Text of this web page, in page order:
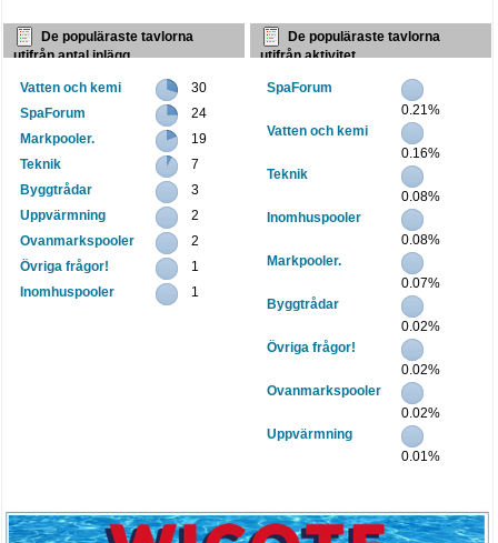
De populäraste tavlorna
utifrån antal inlägg
Vatten och kemi
30
SpaForum
24
Markpooler.
19
Teknik
7
Byggtrådar
3
Uppvärmning
2
Ovanmarkspooler
2
Övriga frågor!
1
Inomhuspooler
1
De populäraste tavlorna
utifrån aktivitet
SpaForum
0.21%
Vatten och kemi
0.16%
Teknik
0.08%
Inomhuspooler
0.08%
Markpooler.
0.07%
Byggtrådar
0.02%
Övriga frågor!
0.02%
Ovanmarkspooler
0.02%
Uppvärmning
0.01%